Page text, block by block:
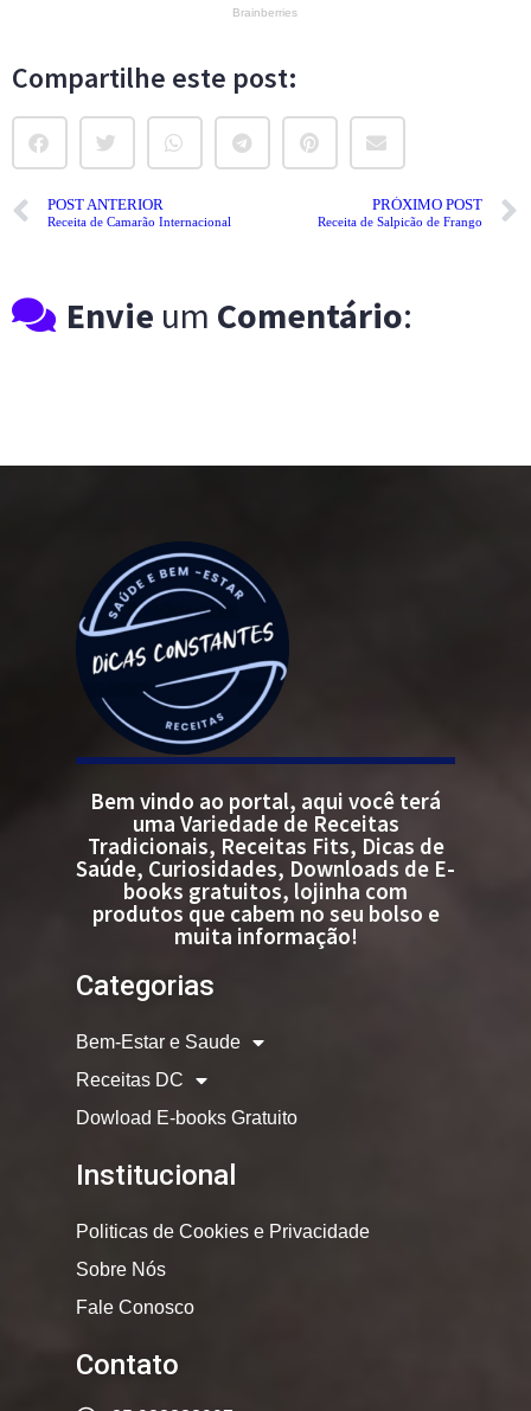
Compartilhe este post:
POST ANTERIOR
Receita de Camarão Internacional
PRÓXIMO POST
Receita de Salpicão de Frango
Envie um Comentário:
Bem vindo ao portal, aqui você terá
uma Variedade de Receitas
Tradicionais, Receitas Fits, Dicas de
Saúde, Curiosidades, Downloads de E-
books gratuitos, lojinha com
produtos que cabem no seu bolso e
muita informação!
Categorias
Bem-Estar e Saude
Receitas DC
Dowload E-books Gratuito
Institucional
Politicas de Cookies e Privacidade
Sobre Nós
Fale Conosco
Contato